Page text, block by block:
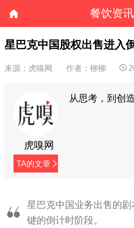
餐饮资讯
星巴克中国股权出售进入
来源：虎嗅网 作者：柳柳
虎嗅网
TA的文章
从思考，到创造
星巴克中国业务出售的
键的倒计时阶段。